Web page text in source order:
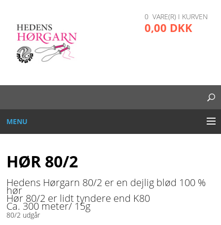
0 VARE(R) I KURVEN
0,00 DKK
MENU
DIVERSE
GARN OG TRÅD
GLAS, PLAST, METAL
HØR 80/2
Hedens Hørgarn 80/2 er en dejlig blød 100 %
hør
Hør 80/2 er lidt tyndere end K80
Ca. 300 meter/ 15g
80/2 udgår